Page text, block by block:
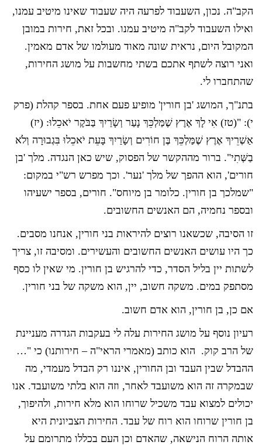
הקב"ה. נכון, השעבוד לפרעה היה שעבוד שאינו מיטיב עמנו,
ואילו השעבוד לקב"ה מיטיב עמנו. ובכל זאת, חירות במובן
המקובל היום, נראית שונה מאוד מעולמו של אדם מאמין.
ואני רוצה לשתף אתכם בשתי מחשבות על מושג החירות,
שהתחברו לי.
בתנ"ך, המושג 'בן חורין' מופיע פעם אחת. בספר קהלת (פרק
י): "(טז) אִי לָךְ אֶרֶץ שֶׁמַּלְכֵּךְ נָעַר וְשָׂרַיִךְ בַּבֹּקֶר יֹאכֵלוּ: (יז)
אַשְׁרֵיךְ אֶרֶץ שֶׁמַּלְכֵּךְ בֶּן חוֹרִים וְשָׂרַיִךְ בָּעֵת יֹאכֵלוּ בִּגְבוּרָה וְלֹא
בַשְּׁתִי". ברור מההקשר של הפסוק, שיש כאן הנגדה. מלך 'בן
חורים', הוא ההפך של מלך 'נער'. וכך מפרש רש"י במקום:
"שמלכך בן חורין. כלומר בן מיוחס". חורים, בספר ישעיהו
ובספר נחמיה, הם האנשים החשובים.
זו הסיבה, שכשאנו רוצים להיראות בני חורין, אנחנו מסבים.
כך היו עושים האנשים החשובים והעשירים. ומסיבה זו, צריך
לשתות יין בליל הסדר, כדי להרגיש בן חורין. מי שאין לו כסף
מסתפק במים. משקה חשוב, יין, הוא משקה של בני חורין.
אם כן, בן חורין, הוא אדם חשוב.
רעיון נוסף על מושג החירות עלה לי בעקבות הגדרה מעניינת
של הרב קוק. הוא כותב (מאמרי הראי"ה – חירותנו) כי "…
ההבדל שבין העבד ובן החורין, איננו רק הבדל מעמדי, מה
שבמקרה זה הוא משועבד לאחר, וזה הוא בלתי משועבד. אנו
יכולים למצוא עבד משכיל שרוחו הוא מלא חירות, ולהיפוך,
בן חורין שרוחו הוא רוח של עבד. החירות הצביונית היא
אותה הרוח הנישאה, שהאדם וכן העם בכללו מתרומם על